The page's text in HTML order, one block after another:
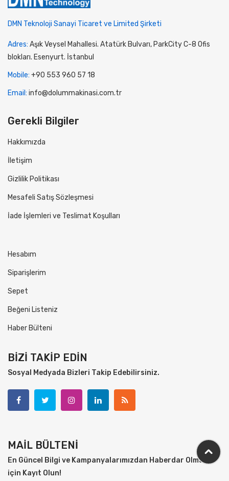
DMN Teknoloji Sanayi Ticaret ve Limited Şirketi
Adres: Aşık Veysel Mahallesi. Atatürk Bulvarı, ParkCity C-8 Ofis
blokları. Esenyurt. İstanbul
Mobile: +90 553 960 57 18
Email: info@dolummakinasi.com.tr
Gerekli Bilgiler
Hakkımızda
İletişim
Gizlilik Politikası
Mesafeli Satış Sözleşmesi
İade İşlemleri ve Teslimat Koşulları
Hesabım
Siparişlerim
Sepet
Beğeni Listeniz
Haber Bülteni
BİZİ TAKİP EDİN
Sosyal Medyada Bizleri Takip Edebilirsiniz.
MAİL BÜLTENİ
En Güncel Bilgi ve Kampanyalarımızdan Haberdar Olmak
için Kayıt Olun!